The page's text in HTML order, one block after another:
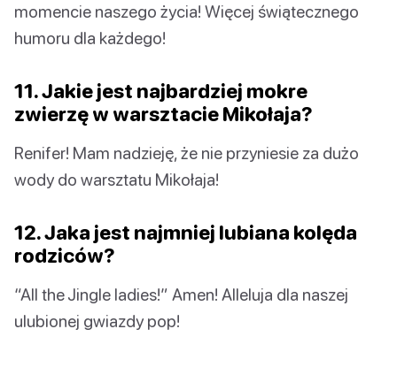
momencie naszego życia! Więcej świątecznego
humoru dla każdego!
11. Jakie jest najbardziej mokre
zwierzę w warsztacie Mikołaja?
Renifer! Mam nadzieję, że nie przyniesie za dużo
wody do warsztatu Mikołaja!
12. Jaka jest najmniej lubiana kolęda
rodziców?
“All the Jingle ladies!” Amen! Alleluja dla naszej
ulubionej gwiazdy pop!